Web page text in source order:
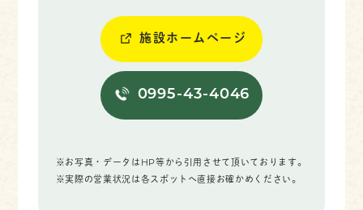
施設ホームページ
0995-43-4046
※お写真・データはHP等から引用させて頂いております。
※実際の営業状況は各スポットへ直接お確かめください。